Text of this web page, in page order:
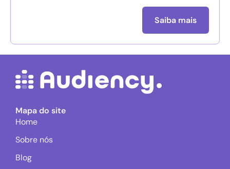
Saiba mais
Mapa do site
Home
Sobre nós
Blog